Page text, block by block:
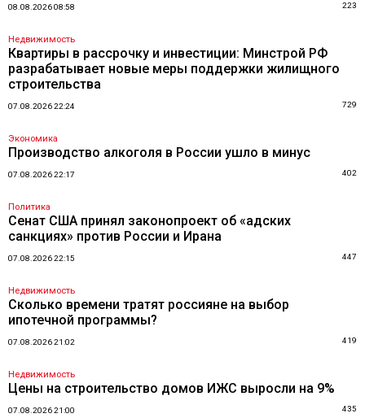
08.08.2026 08:58 223
Недвижимость
Квартиры в рассрочку и инвестиции: Минстрой РФ
разрабатывает новые меры поддержки жилищного
строительства
07.08.2026 22:24 729
Экономика
Производство алкоголя в России ушло в минус
07.08.2026 22:17 402
Политика
Сенат США принял законопроект об «адских
санкциях» против России и Ирана
07.08.2026 22:15 447
Недвижимость
Сколько времени тратят россияне на выбор
ипотечной программы?
07.08.2026 21:02 419
Недвижимость
Цены на строительство домов ИЖС выросли на 9%
07.08.2026 21:00 435